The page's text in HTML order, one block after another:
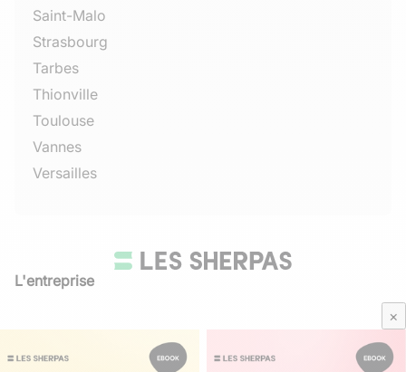
×
Saint-Malo
Strasbourg
Tarbes
Thionville
Toulouse
Vannes
Versailles
L'entreprise
Média Parents